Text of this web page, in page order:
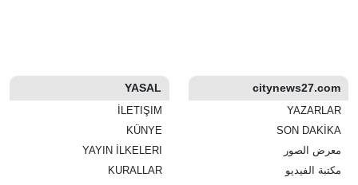
citynews27.com
معرض الصور
مكتبة الفيديو
YASAL